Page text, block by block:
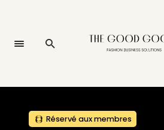
Réservé aux membres